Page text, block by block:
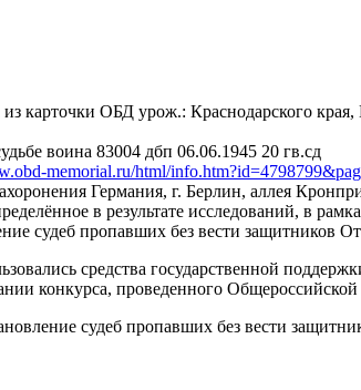
из карточки ОБД урож.: Краснодарского
воина 83004 дбп 06.06.1945 20 гв.сд
memorial.ru/html/
Германия, г. Берлин, аллея
в результате исследований, в
судеб пропавших без вести защитников
средства государственной
конкурса, проведенного
судеб пропавших без вести